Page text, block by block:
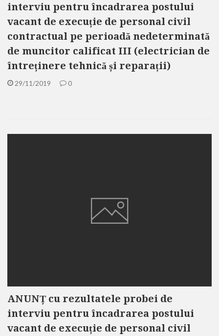
interviu pentru încadrarea postului
vacant de execuție de personal civil
contractual pe perioadă nedeterminată
de muncitor calificat III (electrician de
întreținere tehnică și reparații)
29/11/2019 0
ANUNȚ cu rezultatele probei de
interviu pentru încadrarea postului
vacant de execuție de personal civil